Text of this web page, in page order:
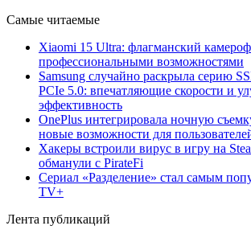
Самые читаемые
Xiaomi 15 Ultra: флагманский
профессиональными возможностями
Samsung случайно раскрыла серию
PCIe 5.0: впечатляющие скорости и
эффективность
OnePlus интегрировала ночную
новые возможности для
Хакеры встроили вирус в игру на
обманули с PirateFi
Сериал «Разделение» стал самым
TV+
Лента публикаций